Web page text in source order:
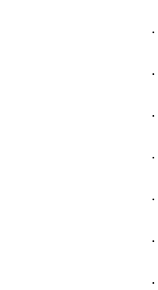
・
・
・
・
・
・
・